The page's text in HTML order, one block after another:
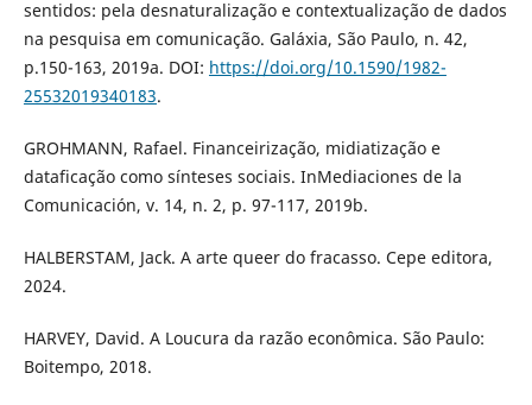
sentidos: pela desnaturalização e contextualização de dados
na pesquisa em comunicação. Galáxia, São Paulo, n. 42,
p.150-163, 2019a. DOI: https://doi.org/10.1590/1982-
25532019340183.
GROHMANN, Rafael. Financeirização, midiatização e
dataficação como sínteses sociais. InMediaciones de la
Comunicación, v. 14, n. 2, p. 97-117, 2019b.
HALBERSTAM, Jack. A arte queer do fracasso. Cepe editora,
2024.
HARVEY, David. A Loucura da razão econômica. São Paulo:
Boitempo, 2018.